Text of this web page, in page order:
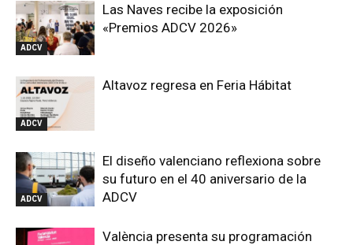
ADCV
Las Naves recibe la exposición
«Premios ADCV 2026»
ADCV
Altavoz regresa en Feria Hábitat
ADCV
El diseño valenciano reflexiona sobre
su futuro en el 40 aniversario de la
ADCV
València presenta su programación